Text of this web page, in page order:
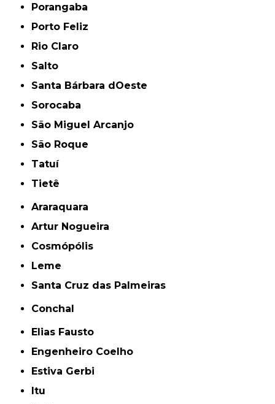
Porangaba
Porto Feliz
Rio Claro
Salto
Santa Bárbara dOeste
Sorocaba
São Miguel Arcanjo
São Roque
Tatuí
Tietê
Araraquara
Artur Nogueira
Cosmópólis
Leme
Santa Cruz das Palmeiras
Conchal
Elias Fausto
Engenheiro Coelho
Estiva Gerbi
Itu